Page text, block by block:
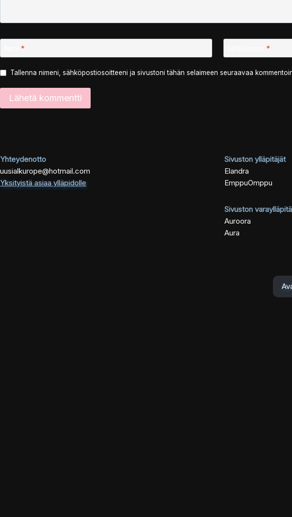
* *
Tallenna nimeni, sähköpostiosoitteeni ja sivustoni tähän selaimeen seuraavaa
Yhteydenotto
uusialkurope@hotmail.com
Yksityistä asiaa ylläpidolle
Sivuston ylläpitäjät
Elandra
EmppuOmppu
Sivuston
Auroora
Aura